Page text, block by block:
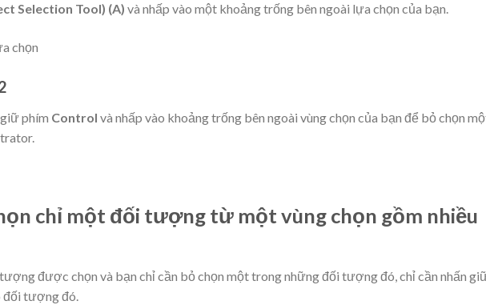
Selection Tool) (A) và nhấp vào một khoảng trống bên ngoài lựa chọn của bạn.
phím Control và nhấp vào khoảng trống bên ngoài vùng chọn của bạn để bỏ chọn
chỉ một đối tượng từ một vùng chọn gồm nhiều
được chọn và bạn chỉ cần bỏ chọn một trong những đối tượng đó, chỉ cần nhấn
đối tượng đó.